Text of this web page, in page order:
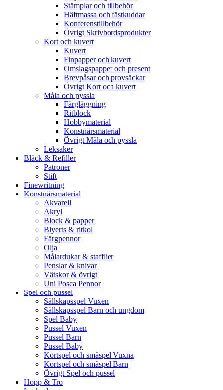
Stämplar och tillbehör
Häftmassa och fästkuddar
Konferenstillbehör
Övrigt Skrivbordsprodukter
Kort och kuvert
Kuvert
Finpapper och kuvert
Omslagspapper och present
Brevpåsar och provsäckar
Övrigt Kort och kuvert
Måla och pyssla
Färgläggning
Ritblock
Hobbymaterial
Konstnärsmaterial
Övrigt Måla och pyssla
Leksaker
Bläck & Refiller
Patroner
Stift
Finewritning
Konstnärsmaterial
Akvarell
Akryl
Block & papper
Blyerts & ritkol
Färgpennor
Olja
Målardukar & stafflier
Penslar & knivar
Vätskor & övrigt
Uni Posca Pennor
Spel och pussel
Sällskapsspel Vuxen
Sällskapsspel Barn och ungdom
Spel Baby
Pussel Vuxen
Pussel Barn
Pussel Baby
Kortspel och småspel Vuxna
Kortspel och småspel Barn
Övrigt Spel och pussel
Hopp & Tro